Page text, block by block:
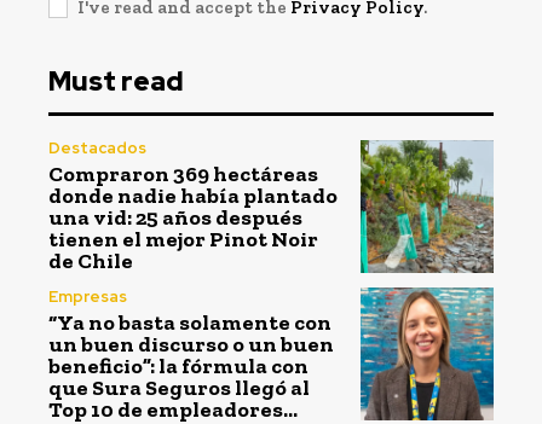
I've read and accept the Privacy Policy.
Must read
Destacados
Compraron 369 hectáreas
donde nadie había plantado
una vid: 25 años después
tienen el mejor Pinot Noir
de Chile
Empresas
“Ya no basta solamente con
un buen discurso o un buen
beneficio”: la fórmula con
que Sura Seguros llegó al
Top 10 de empleadores...